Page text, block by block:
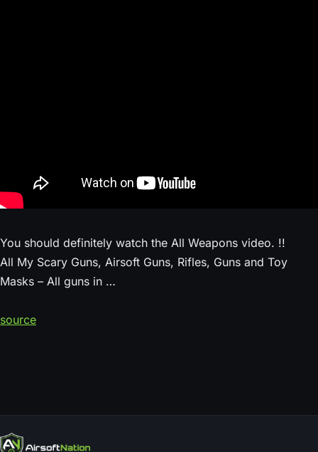
You should definitely watch the All Weapons video. !!
All My Scary Guns, Airsoft Guns, Rifles, Guns and Toy
Masks – All guns in …
source